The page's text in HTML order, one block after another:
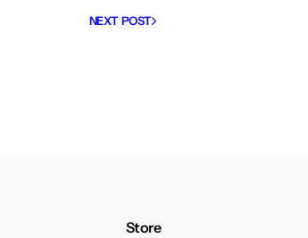
NEXT POST
Store